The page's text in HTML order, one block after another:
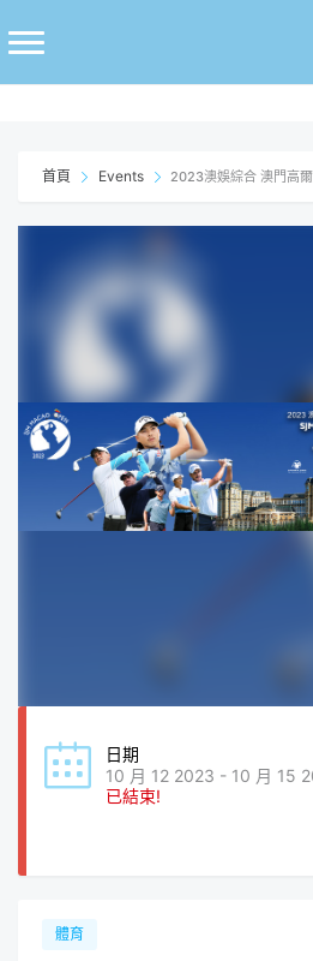
至
首頁 Events 2023澳娛綜合 澳門高
日期
10 月 12 2023 - 10 月 15
已結束!
體育